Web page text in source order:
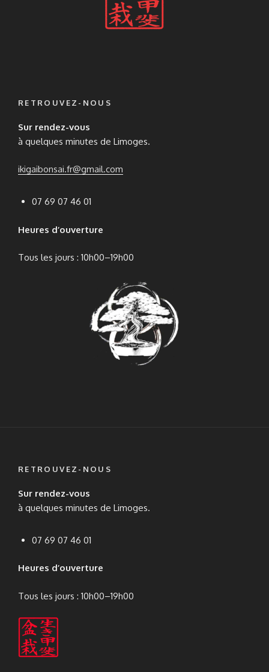
RETROUVEZ-NOUS
Sur rendez-vous
à quelques minutes de Limoges.
ikigaibonsai.fr@gmail.com
07 69 07 46 01
Heures d’ouverture
Tous les jours : 10h00–19h00
RETROUVEZ-NOUS
Sur rendez-vous
à quelques minutes de Limoges.
07 69 07 46 01
Heures d’ouverture
Tous les jours : 10h00–19h00